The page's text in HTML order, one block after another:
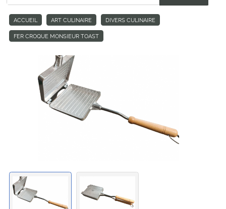
ACCUEIL ART CULINAIRE DIVERS CULINAIRE
FER CROQUE MONSIEUR TOAST